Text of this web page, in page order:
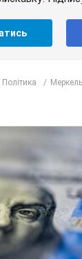
Політика